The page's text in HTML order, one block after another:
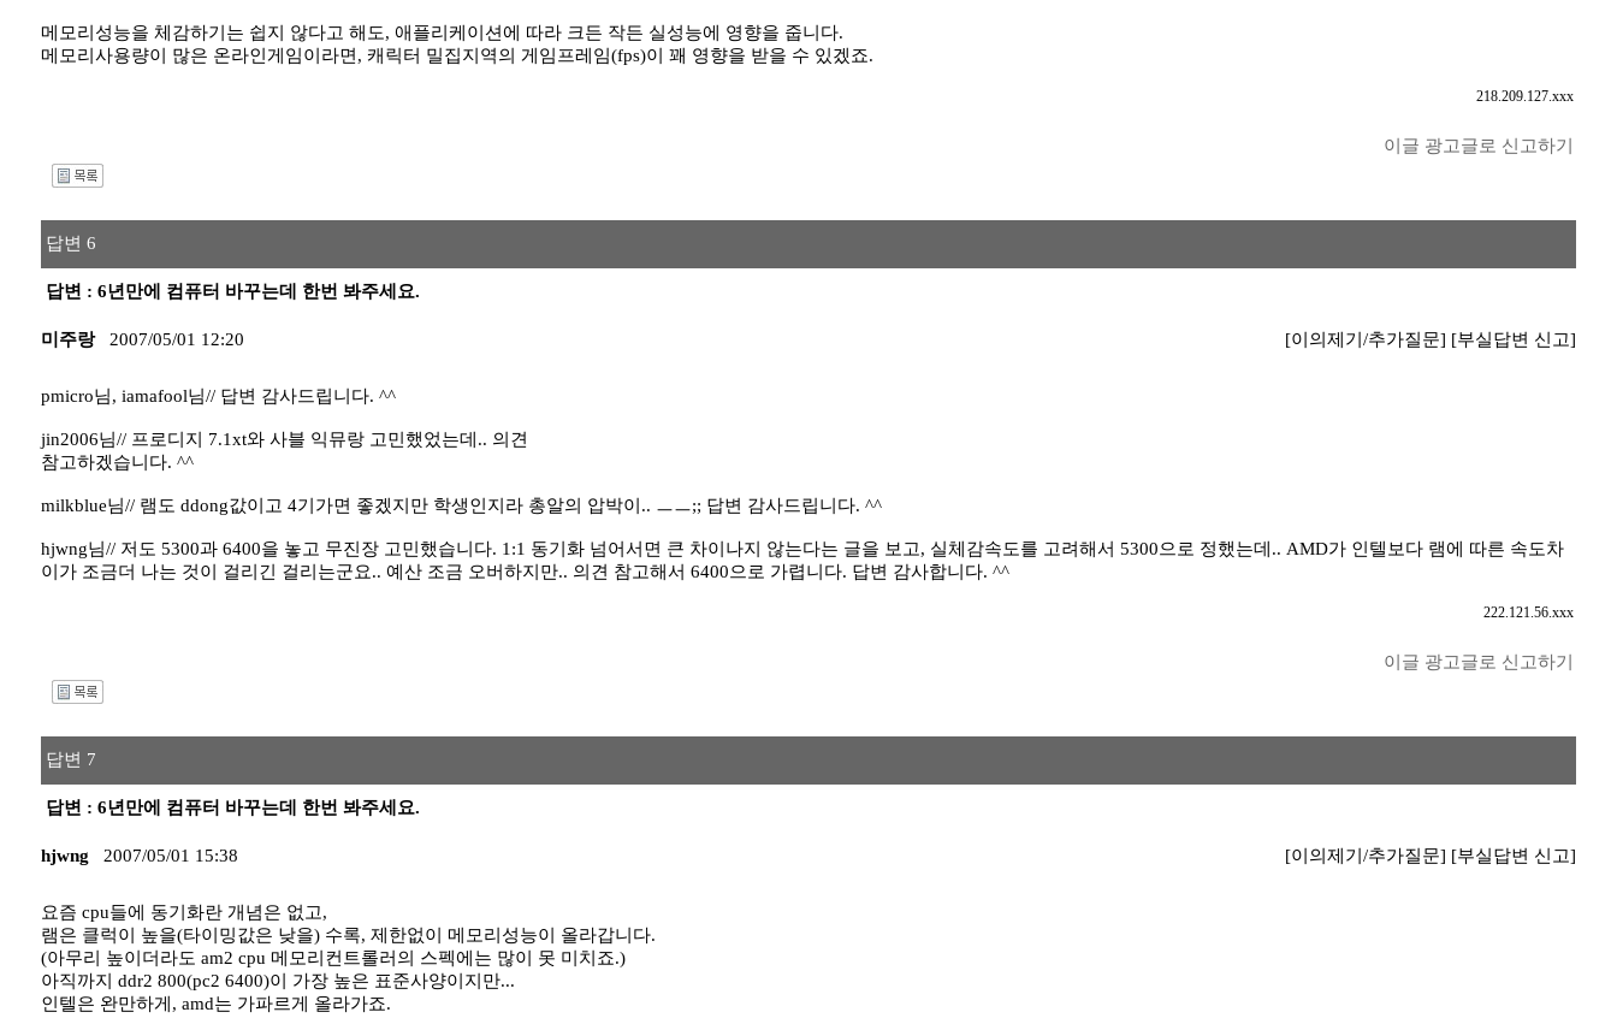
메모리성능을 체감하기는 쉽지 않다고 해도, 애플리케이션에 따라 크든 작든 실성능에 영향을 줍니다.
메모리사용량이 많은 온라인게임이라면, 캐릭터 밀집지역의 게임프레임(fps)이 꽤 영향을 받을 수 있겠죠.
218.209.127.xxx
이글 광고글로 신고하기
답변 6
답변 : 6년만에 컴퓨터 바꾸는데 한번 봐주세요.
미주랑 2007/05/01 12:20 [이의제기/추가질문] [부실답변 신고]
pmicro님, iamafool님// 답변 감사드립니다. ^^
jin2006님// 프로디지 7.1xt와 사블 익뮤랑 고민했었는데.. 의견
참고하겠습니다. ^^
milkblue님// 램도 ddong값이고 4기가면 좋겠지만 학생인지라 총알의 압박이.. ㅡㅡ;; 답변 감사드립니다. ^^
hjwng님// 저도 5300과 6400을 놓고 무진장 고민했습니다. 1:1 동기화 넘어서면 큰 차이나지 않는다는 글을 보고, 실체감속도를 고려해서 5300으로 정했는데.. AMD가 인텔보다 램에 따른 속도차
이가 조금더 나는 것이 걸리긴 걸리는군요.. 예산 조금 오버하지만.. 의견 참고해서 6400으로 가렵니다. 답변 감사합니다. ^^
222.121.56.xxx
이글 광고글로 신고하기
답변 7
답변 : 6년만에 컴퓨터 바꾸는데 한번 봐주세요.
hjwng 2007/05/01 15:38 [이의제기/추가질문] [부실답변 신고]
요즘 cpu들에 동기화란 개념은 없고,
램은 클럭이 높을(타이밍값은 낮을) 수록, 제한없이 메모리성능이 올라갑니다.
(아무리 높이더라도 am2 cpu 메모리컨트롤러의 스펙에는 많이 못 미치죠.)
아직까지 ddr2 800(pc2 6400)이 가장 높은 표준사양이지만...
인텔은 완만하게, amd는 가파르게 올라가죠.